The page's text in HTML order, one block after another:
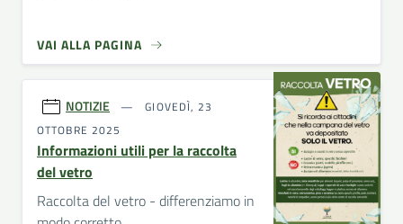
VAI ALLA PAGINA
NOTIZIE
GIOVEDÌ, 23
OTTOBRE 2025
Informazioni utili per la raccolta
del vetro
Raccolta del vetro - differenziamo in